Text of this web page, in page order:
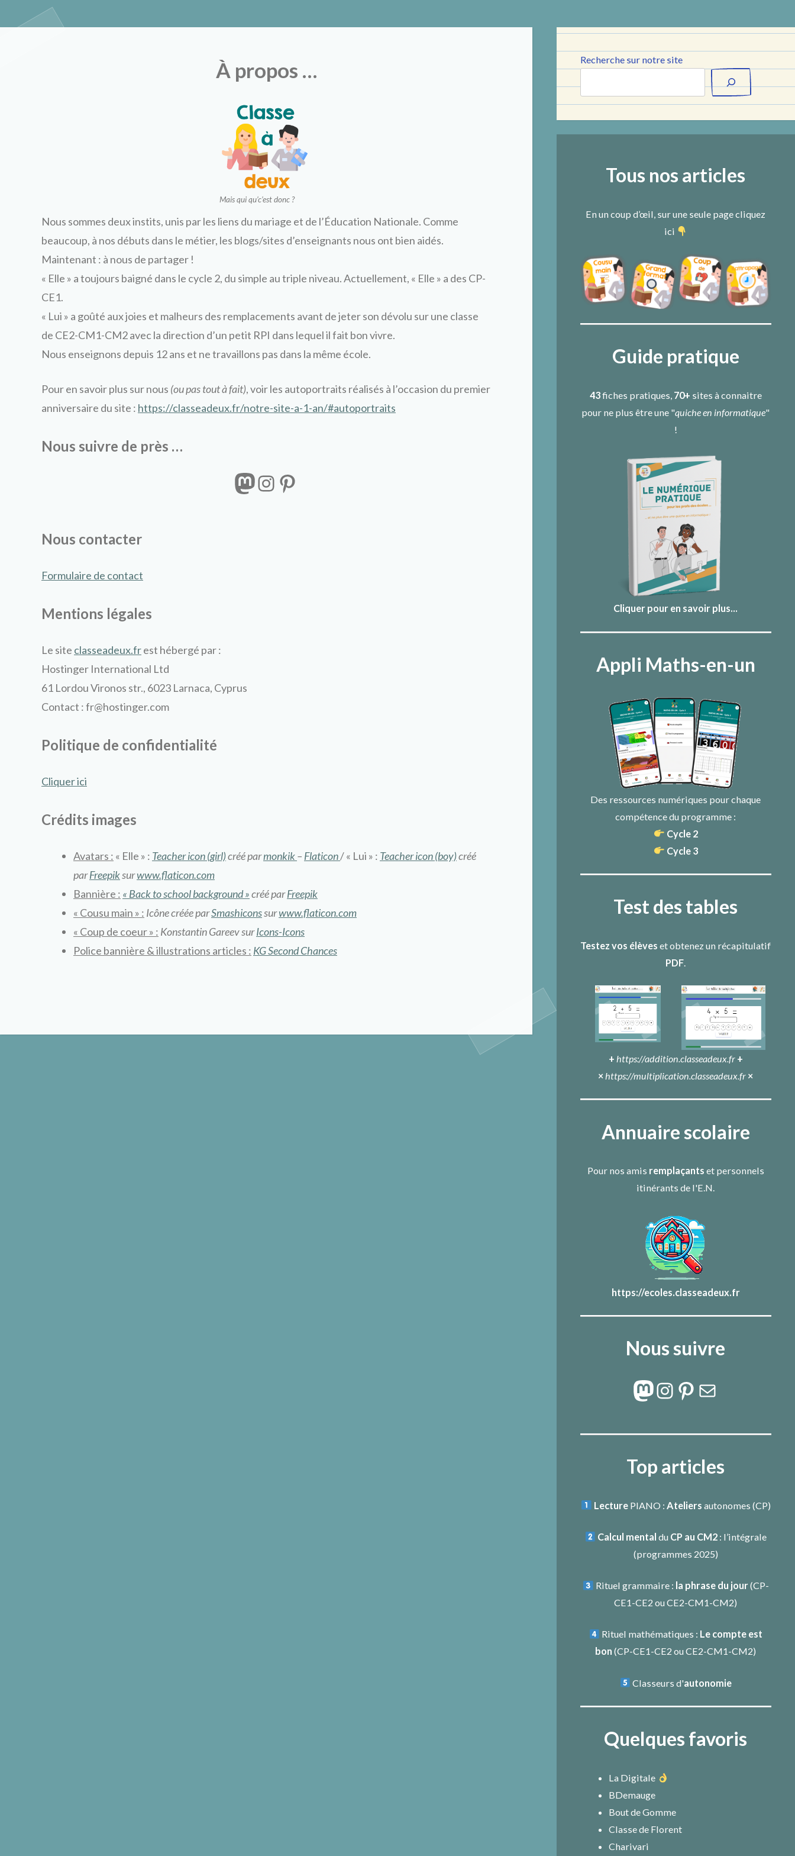
Classe à deux
À propos …
Mais qui qu’c’est donc ?
Nous sommes deux instits, unis par les liens du mariage et de l’Éducation Nationale. Comme
beaucoup, à nos débuts dans le métier, les blogs/sites d’enseignants nous ont bien aidés.
Maintenant : à nous de partager !
« Elle » a toujours baigné dans le cycle 2, du simple au triple niveau. Actuellement, « Elle » a des CP-
CE1.
« Lui » a goûté aux joies et malheurs des remplacements avant de jeter son dévolu sur une classe
de CE2-CM1-CM2 avec la direction d’un petit RPI dans lequel il fait bon vivre.
Nous enseignons depuis 12 ans et ne travaillons pas dans la même école.
Pour en savoir plus sur nous (ou pas tout à fait), voir les autoportraits réalisés à l’occasion du premier
anniversaire du site : https://classeadeux.fr/notre-site-a-1-an/#autoportraits
Nous suivre de près …
Mastodon
Instagram
Pinterest
Nous contacter
Formulaire de contact
Mentions légales
Le site classeadeux.frest hébergé par :
Hostinger International Ltd
61 Lordou Vironos str., 6023 Larnaca, Cyprus
Contact : fr@hostinger.com
Politique de confidentialité
Cliquer ici
Crédits images
Avatars : « Elle » : Teacher icon (girl)créé parmonkik– Flaticon/ « Lui » : Teacher icon (boy)créé
parFreepiksurwww.flaticon.com
Bannière : « Back to school background »créé parFreepik
« Cousu main » : Icône créée parSmashiconssurwww.flaticon.com
« Coup de coeur » : Konstantin Gareev surIcons-Icons
Police bannière & illustrations articles : KG Second Chances
Recherche sur notre site
Tous nos articles
En un coup d’œil, sur une seule page cliquez
ici
Guide pratique
43fiches pratiques, 70+ sites à connaitre
pour ne plus être une "quiche en informatique"
!
Cliquer pour en savoir plus...
Appli Maths-en-un
Des ressources numériques pour chaque
compétence du programme :
Cycle 2
Cycle 3
Test des tables
Testez vos élèves et obtenez un récapitulatif
PDF.
+ https://addition.classeadeux.fr +
×https://multiplication.classeadeux.fr ×
Annuaire scolaire
Pour nos amis remplaçants et personnels
itinérants de l'E.N.
https://ecoles.classeadeux.fr
Nous suivre
Mastodon
Instagram
Pinterest
E-mail
Top articles
LecturePIANO : Ateliers autonomes (CP)
Calcul mental du CP au CM2 : l’intégrale
(programmes 2025)
Rituel grammaire : la phrase du jour(CP-
CE1-CE2 ouCE2-CM1-CM2)
Rituel mathématiques : Le compte est
bon (CP-CE1-CE2 ouCE2-CM1-CM2)
Classeurs d'autonomie
Quelques favoris
La Digitale
BDemauge
Bout de Gomme
Classe de Florent
Charivari